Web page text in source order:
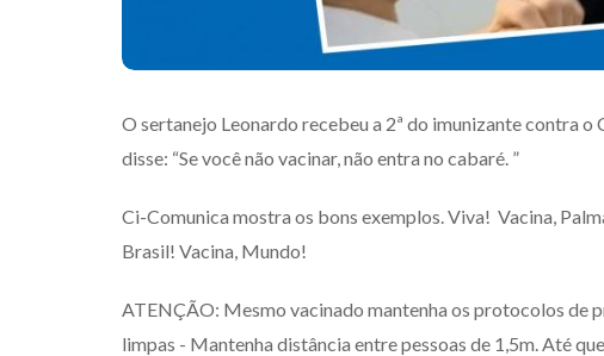
O sertanejo Leonardo recebeu a 2ª do imunizante contra
disse: “Se você não vacinar, não entra no cabaré. ”
Ci-Comunica mostra os bons exemplos. Viva! Vacina,
Brasil! Vacina, Mundo!
ATENÇÃO: Mesmo vacinado mantenha os protocolos de
limpas - Mantenha distância entre pessoas de 1,5m. Até